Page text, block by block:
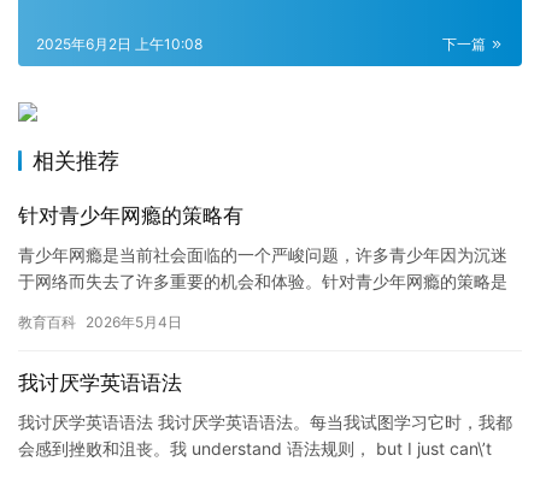
下一篇
2025年6月2日 上午10:08
相关推荐
针对青少年网瘾的策略有
青少年网瘾是当前社会面临的一个严峻问题，许多青少年因为沉迷
于网络而失去了许多重要的机会和体验。针对青少年网瘾的策略是
监…
教育百科 2026年5月4日
我讨厌学英语语法
我讨厌学英语语法 我讨厌学英语语法。每当我试图学习它时，我都
会感到挫败和沮丧。我 understand 语法规则， but I just can\’t